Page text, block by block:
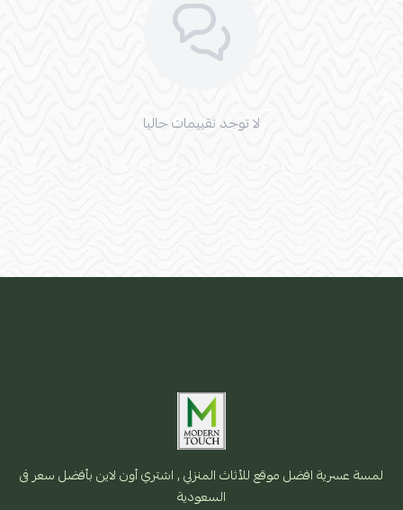
لا توجد تقييمات حاليا
لمسة عسرية افضل موقع للأثاث المنزلي , اشتري أون لاين بأفضل سعر فى
السعودية